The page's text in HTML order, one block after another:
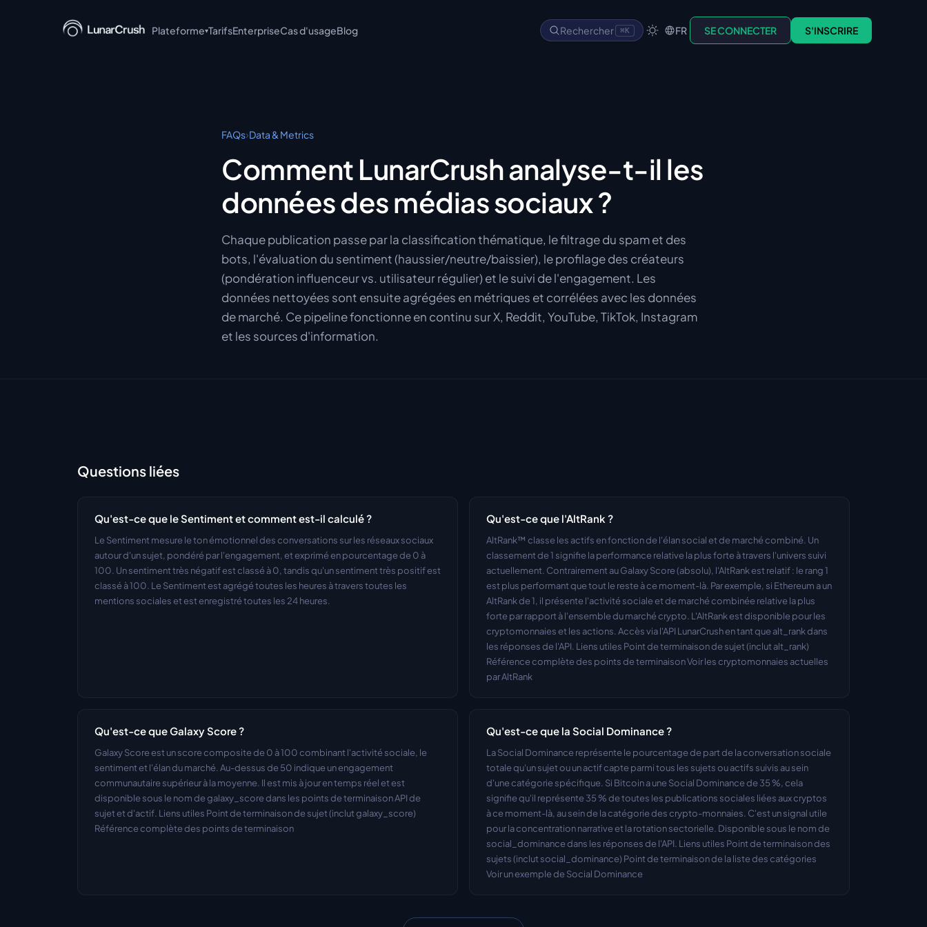
Plateforme▾
LunarCrush Discover
LunarCrush Collections
TarifsEnterpriseCas d'usageBlog Rechercher ⌘K FR SE CONNECTER S'INSCRIRE
FAQs›Data & Metrics
Comment LunarCrush analyse-t-il les
données des médias sociaux ?
Chaque publication passe par la classification thématique, le filtrage du spam et des
bots, l'évaluation du sentiment (haussier/neutre/baissier), le profilage des créateurs
(pondération influenceur vs. utilisateur régulier) et le suivi de l'engagement. Les
données nettoyées sont ensuite agrégées en métriques et corrélées avec les données
de marché. Ce pipeline fonctionne en continu sur X, Reddit, YouTube, TikTok, Instagram
et les sources d'information.
Questions liées
Qu'est-ce que le Sentiment et comment est-il calculé ?
Le Sentiment mesure le ton émotionnel des conversations sur les réseaux sociaux
autour d'un sujet, pondéré par l'engagement, et exprimé en pourcentage de 0 à
100. Un sentiment très négatif est classé à 0, tandis qu'un sentiment très positif est
classé à 100. Le Sentiment est agrégé toutes les heures à travers toutes les
mentions sociales et est enregistré toutes les 24 heures.
Qu'est-ce que l'AltRank ?
AltRank™ classe les actifs en fonction de l'élan social et de marché combiné. Un
classement de 1 signifie la performance relative la plus forte à travers l'univers suivi
actuellement. Contrairement au Galaxy Score (absolu), l'AltRank est relatif : le rang 1
est plus performant que tout le reste à ce moment-là. Par exemple, si Ethereum a un
AltRank de 1, il présente l'activité sociale et de marché combinée relative la plus
forte par rapport à l'ensemble du marché crypto. L'AltRank est disponible pour les
cryptomonnaies et les actions. Accès via l'API LunarCrush en tant que alt_rank dans
les réponses de l'API. Liens utiles Point de terminaison de sujet (inclut alt_rank)
Référence complète des points de terminaison Voir les cryptomonnaies actuelles
par AltRank
Qu'est-ce que Galaxy Score ?
Galaxy Score est un score composite de 0 à 100 combinant l'activité sociale, le
sentiment et l'élan du marché. Au-dessus de 50 indique un engagement
communautaire supérieur à la moyenne. Il est mis à jour en temps réel et est
disponible sous le nom de galaxy_score dans les points de terminaison API de
sujet et d'actif. Liens utiles Point de terminaison de sujet (inclut galaxy_score)
Référence complète des points de terminaison
Qu'est-ce que la Social Dominance ?
La Social Dominance représente le pourcentage de part de la conversation sociale
totale qu'un sujet ou un actif capte parmi tous les sujets ou actifs suivis au sein
d'une catégorie spécifique. Si Bitcoin a une Social Dominance de 35 %, cela
signifie qu'il représente 35 % de toutes les publications sociales liées aux cryptos
à ce moment-là, au sein de la catégorie des crypto-monnaies. C'est un signal utile
pour la concentration narrative et la rotation sectorielle. Disponible sous le nom de
social_dominance dans les réponses de l'API. Liens utiles Point de terminaison des
sujets (inclut social_dominance) Point de terminaison de la liste des catégories
Voir un exemple de Social Dominance